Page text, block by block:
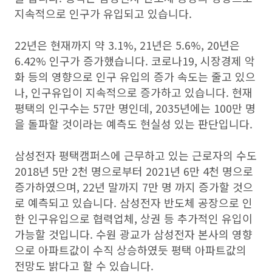
지속적으로 인구가 유입되고 있습니다.
22년은 현재까지 약 3.1%, 21년은 5.6%, 20년은
6.42% 인구가 증가했습니다. 코로나19, 시장경제 악
화 등의 영향으로 인구 유입의 증가 속도는 줄고 있으
나, 인구유입이 지속적으로 증가하고 있습니다. 현재
평택의 인구수는 57만 명인데, 2035년에는 100만 명
을 돌파할 것이라는 예측도 현실성 있는 판단입니다.
삼성전자 평택캠퍼스에 근무하고 있는 근로자의 수도
2018년 5만 2천 명으로부터 2021년 6만 4천 명으로
증가하였으며, 22년 말까지 7만 명 까지 증가할 것으
로 예측되고 있습니다. 삼성전자 반도체 공장으로 인
한 인구유입으로 협력업체, 상권 등 추가적인 유입이
가능할 것입니다. 수원 광교가 삼성전자 본사의 영향
으로 아파트값이 수직 상승하였듯 평택 아파트값의
전망도 밝다고 할 수 있습니다.